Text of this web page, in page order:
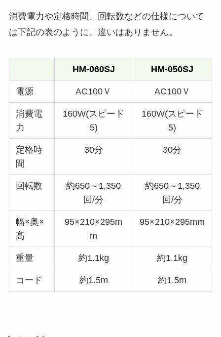
消費電力や定格時間、回転数などの仕様について
は下記の表のように、違いはありません。
HM-060SJ HM-050SJ
電源 AC100Ｖ AC100Ｖ
消費電
力
160W(スピード
5)
160W(スピード
5)
定格時
間
30分 30分
回転数
約650～1,350
回/分
約650～1,350
回/分
幅×奥×
高
95×210×295m
m
95×210×295mm
重量 約1.1kg 約1.1kg
コード 約1.5m 約1.5m